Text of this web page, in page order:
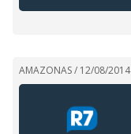
AMAZONAS / 12/08/2014